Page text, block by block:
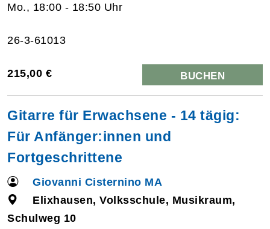
Mo., 18:00 - 18:50 Uhr
26-3-61013
215,00 € BUCHEN
Gitarre für Erwachsene - 14 tägig:
Für Anfänger:innen und
Fortgeschrittene
Giovanni Cisternino MA
Elixhausen, Volksschule, Musikraum,
Schulweg 10